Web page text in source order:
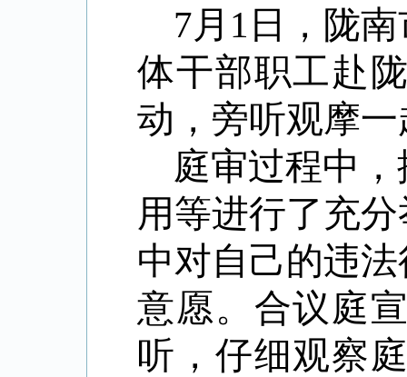
7月1日，陇
体干部职工赴
动，旁听观摩
庭审过程中
用等进行了充
中对自己的违
意愿。合议庭
听，仔细观察